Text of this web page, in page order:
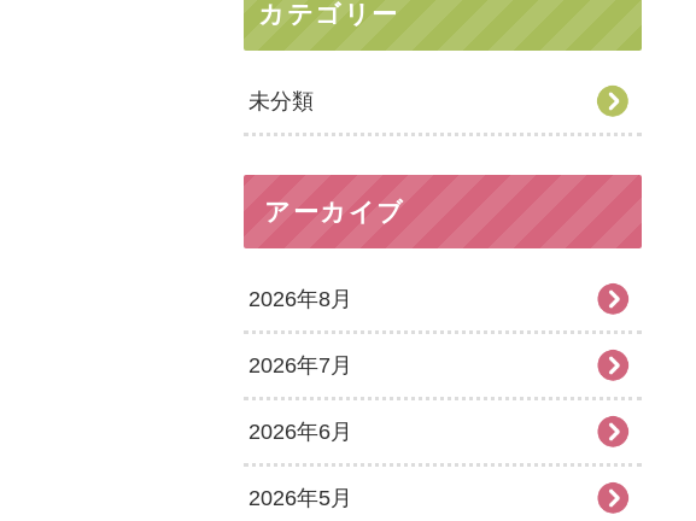
カテゴリー
未分類
アーカイブ
2026年8月
2026年7月
2026年6月
2026年5月